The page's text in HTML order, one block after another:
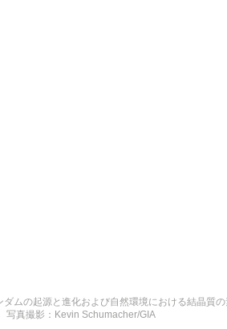
ムの起源と進化および自然環境における結晶質
写真撮影：Kevin Schumacher/GIA